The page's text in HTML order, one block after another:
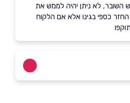
השובר, לא ניתן יהיה לממש את
החזר כספי בגינו אלא אם הלקוח